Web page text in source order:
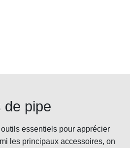
de pipe
essentiels pour apprécier
les principaux accessoires, on